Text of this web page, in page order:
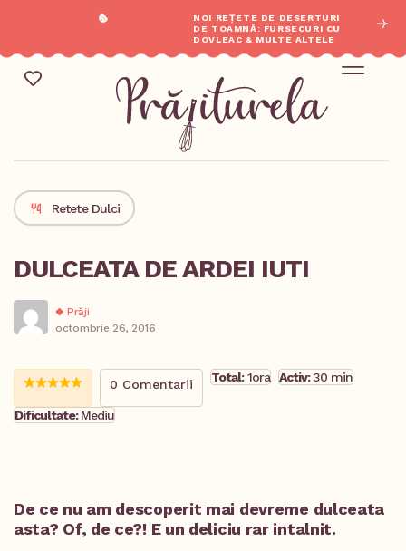
NOI REȚETE DE DESERTURI
DE TOAMNĂ: FURSECURI CU
DOVLEAC & MULTE ALTELE
Retete Dulci
DULCEATA DE ARDEI IUTI
Prăji
octombrie 26, 2016
0 Comentarii Total:1ora Activ:30 min
Dificultate:Mediu
De ce nu am descoperit mai devreme dulceata
asta? Of, de ce?! E un deliciu rar intalnit.